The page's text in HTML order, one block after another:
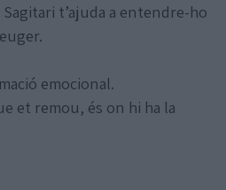
t’ajuda a entendre-ho
emocional.
et remou, és on hi ha la